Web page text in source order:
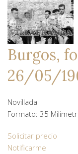
Burgos,
26/05/
Novillada
Formato: 35
Solicitar precio
Notificarme